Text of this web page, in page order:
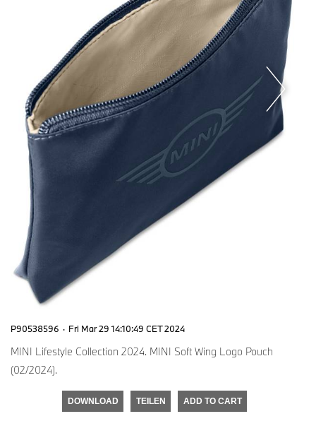
P90538596 · Fri Mar 29 14:10:49 CET 2024
MINI Lifestyle Collection 2024. MINI Soft Wing Logo Pouch
(02/2024).
DOWNLOAD TEILEN ADD TO CART